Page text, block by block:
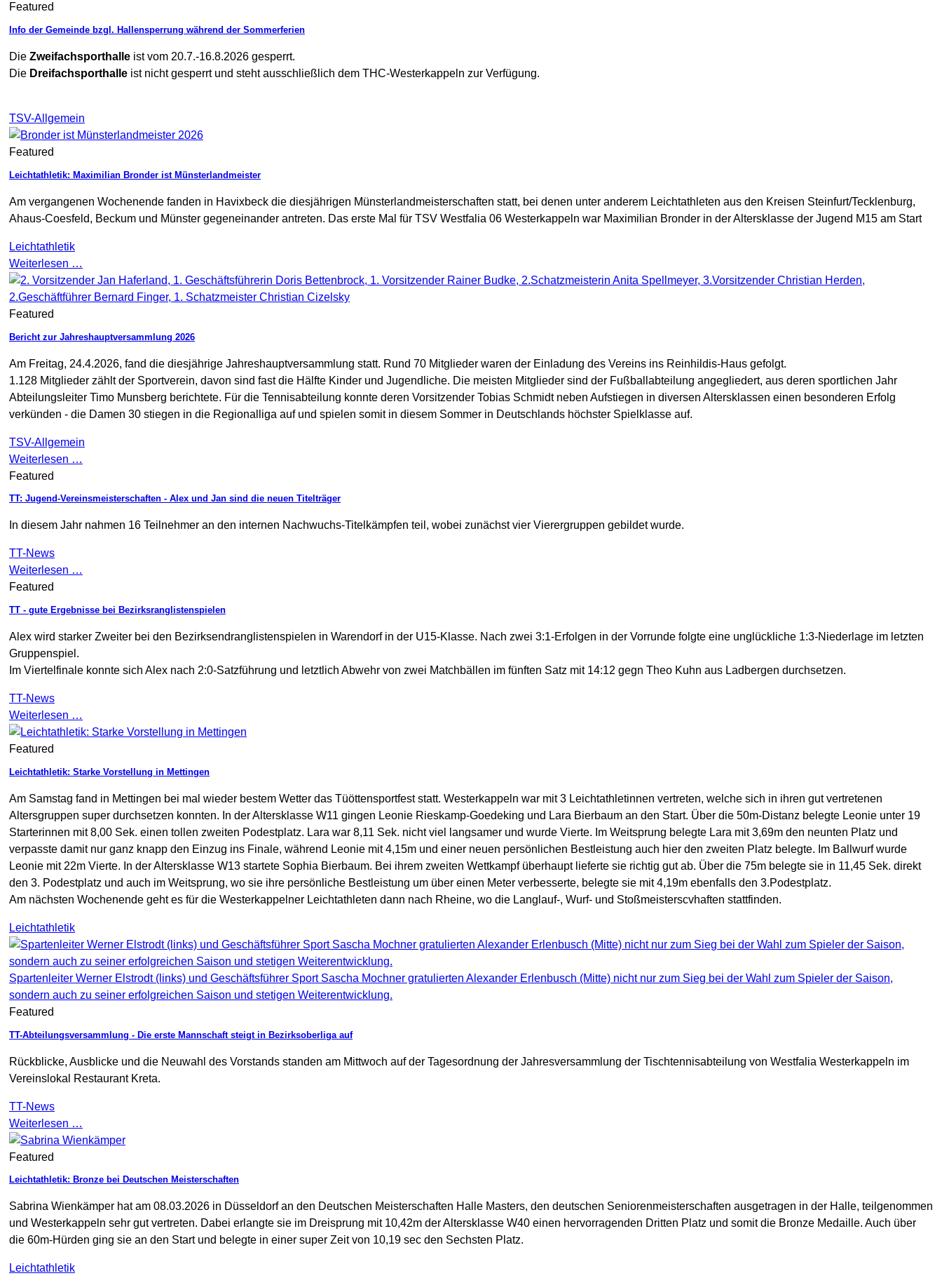
Featured
Info der Gemeinde bzgl. Hallensperrung während der Sommerferien
Die Zweifachsporthalle ist vom 20.7.-16.8.2026 gesperrt.
Die Dreifachsporthalle ist nicht gesperrt und steht ausschließlich dem THC-Westerkappeln zur Verfügung.
TSV-Allgemein
Featured
Leichtathletik: Maximilian Bronder ist Münsterlandmeister
Am vergangenen Wochenende fanden in Havixbeck die diesjährigen Münsterlandmeisterschaften statt, bei denen unter anderem Leichtathleten aus den Kreisen Steinfurt/Tecklenburg,
Ahaus-Coesfeld, Beckum und Münster gegeneinander antreten. Das erste Mal für TSV Westfalia 06 Westerkappeln war Maximilian Bronder in der Altersklasse der Jugend M15 am Start
Leichtathletik
Weiterlesen …
Featured
Bericht zur Jahreshauptversammlung 2026
Am Freitag, 24.4.2026, fand die diesjährige Jahreshauptversammlung statt. Rund 70 Mitglieder waren der Einladung des Vereins ins Reinhildis-Haus gefolgt.
1.128 Mitglieder zählt der Sportverein, davon sind fast die Hälfte Kinder und Jugendliche. Die meisten Mitglieder sind der Fußballabteilung angegliedert, aus deren sportlichen Jahr
Abteilungsleiter Timo Munsberg berichtete. Für die Tennisabteilung konnte deren Vorsitzender Tobias Schmidt neben Aufstiegen in diversen Altersklassen einen besonderen Erfolg
verkünden - die Damen 30 stiegen in die Regionalliga auf und spielen somit in diesem Sommer in Deutschlands höchster Spielklasse auf.
TSV-Allgemein
Weiterlesen …
Featured
TT: Jugend-Vereinsmeisterschaften - Alex und Jan sind die neuen Titelträger
In diesem Jahr nahmen 16 Teilnehmer an den internen Nachwuchs-Titelkämpfen teil, wobei zunächst vier Vierergruppen gebildet wurde.
TT-News
Weiterlesen …
Featured
TT - gute Ergebnisse bei Bezirksranglistenspielen
Alex wird starker Zweiter bei den Bezirksendranglistenspielen in Warendorf in der U15-Klasse. Nach zwei 3:1-Erfolgen in der Vorrunde folgte eine unglückliche 1:3-Niederlage im letzten
Gruppenspiel.
Im Viertelfinale konnte sich Alex nach 2:0-Satzführung und letztlich Abwehr von zwei Matchbällen im fünften Satz mit 14:12 gegn Theo Kuhn aus Ladbergen durchsetzen.
TT-News
Weiterlesen …
Featured
Leichtathletik: Starke Vorstellung in Mettingen
Am Samstag fand in Mettingen bei mal wieder bestem Wetter das Tüöttensportfest statt. Westerkappeln war mit 3 Leichtathletinnen vertreten, welche sich in ihren gut vertretenen
Altersgruppen super durchsetzen konnten. In der Altersklasse W11 gingen Leonie Rieskamp-Goedeking und Lara Bierbaum an den Start. Über die 50m-Distanz belegte Leonie unter 19
Starterinnen mit 8,00 Sek. einen tollen zweiten Podestplatz. Lara war 8,11 Sek. nicht viel langsamer und wurde Vierte. Im Weitsprung belegte Lara mit 3,69m den neunten Platz und
verpasste damit nur ganz knapp den Einzug ins Finale, während Leonie mit 4,15m und einer neuen persönlichen Bestleistung auch hier den zweiten Platz belegte. Im Ballwurf wurde
Leonie mit 22m Vierte. In der Altersklasse W13 startete Sophia Bierbaum. Bei ihrem zweiten Wettkampf überhaupt lieferte sie richtig gut ab. Über die 75m belegte sie in 11,45 Sek. direkt
den 3. Podestplatz und auch im Weitsprung, wo sie ihre persönliche Bestleistung um über einen Meter verbesserte, belegte sie mit 4,19m ebenfalls den 3.Podestplatz.
Am nächsten Wochenende geht es für die Westerkappelner Leichtathleten dann nach Rheine, wo die Langlauf-, Wurf- und Stoßmeisterscvhaften stattfinden.
Leichtathletik
Spartenleiter Werner Elstrodt (links) und Geschäftsführer Sport Sascha Mochner gratulierten Alexander Erlenbusch (Mitte) nicht nur zum Sieg bei der Wahl zum Spieler der Saison,
sondern auch zu seiner erfolgreichen Saison und stetigen Weiterentwicklung.
Featured
TT-Abteilungsversammlung - Die erste Mannschaft steigt in Bezirksoberliga auf
Rückblicke, Ausblicke und die Neuwahl des Vorstands standen am Mittwoch auf der Tagesordnung der Jahresversammlung der Tischtennisabteilung von Westfalia Westerkappeln im
Vereinslokal Restaurant Kreta.
TT-News
Weiterlesen …
Featured
Leichtathletik: Bronze bei Deutschen Meisterschaften
Sabrina Wienkämper hat am 08.03.2026 in Düsseldorf an den Deutschen Meisterschaften Halle Masters, den deutschen Seniorenmeisterschaften ausgetragen in der Halle, teilgenommen
und Westerkappeln sehr gut vertreten. Dabei erlangte sie im Dreisprung mit 10,42m der Altersklasse W40 einen hervorragenden Dritten Platz und somit die Bronze Medaille. Auch über
die 60m-Hürden ging sie an den Start und belegte in einer super Zeit von 10,19 sec den Sechsten Platz.
Leichtathletik